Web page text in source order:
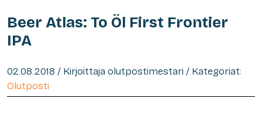
Beer Atlas: To Öl First Frontier
IPA
02.08.2018 / Kirjoittaja olutpostimestari / Kategoriat:
Olutposti